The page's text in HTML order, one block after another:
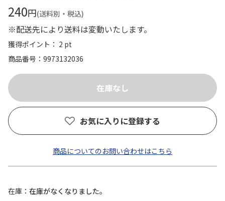
240円(送料別・税込)
※配送先により送料は変動いたします。
獲得ポイント： 2 pt
商品番号
9973132036
お気に入りに登録する
商品についてのお問い合わせはこちら
在庫
在庫がなくなりました。